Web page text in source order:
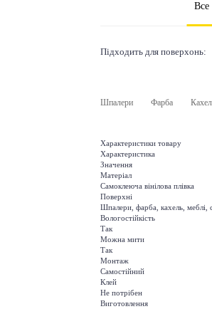
Все
Підходить для поверхонь:
Шпалери Фарба
Характеристики товару
Характеристика
Значення
Матеріал
Самоклеюча вінілова плівка
Поверхні
Шпалери, фарба, кахель, меблі,
Вологостійкість
Так
Можна мити
Так
Монтаж
Самостійний
Клей
Не потрібен
Виготовлення